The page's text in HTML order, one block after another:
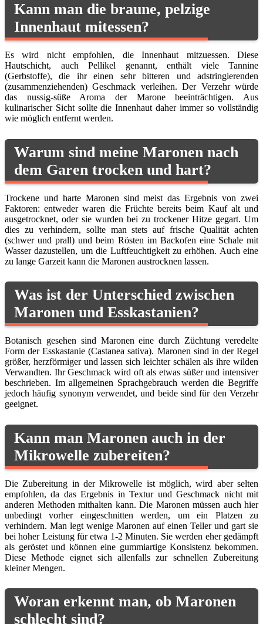
Kann man die braune, pelzige
Innenhaut mitessen?
Es wird nicht empfohlen, die Innenhaut mitzuessen. Diese
Hautschicht, auch Pellikel genannt, enthält viele Tannine
(Gerbstoffe), die ihr einen sehr bitteren und adstringierenden
(zusammenziehenden) Geschmack verleihen. Der Verzehr würde
das nussig-süße Aroma der Marone beeinträchtigen. Aus
kulinarischer Sicht sollte die Innenhaut daher immer so vollständig
wie möglich entfernt werden.
Warum sind meine Maronen nach
dem Garen trocken und hart?
Trockene und harte Maronen sind meist das Ergebnis von zwei
Faktoren: entweder waren die Früchte bereits beim Kauf alt und
ausgetrocknet, oder sie wurden bei zu trockener Hitze gegart. Um
dies zu verhindern, sollte man stets auf frische Qualität achten
(schwer und prall) und beim Rösten im Backofen eine Schale mit
Wasser dazustellen, um die Luftfeuchtigkeit zu erhöhen. Auch eine
zu lange Garzeit kann die Maronen austrocknen lassen.
Was ist der Unterschied zwischen
Maronen und Esskastanien?
Botanisch gesehen sind Maronen eine durch Züchtung veredelte
Form der Esskastanie (Castanea sativa). Maronen sind in der Regel
größer, herzförmiger und lassen sich leichter schälen als ihre wilden
Verwandten. Ihr Geschmack wird oft als etwas süßer und intensiver
beschrieben. Im allgemeinen Sprachgebrauch werden die Begriffe
jedoch häufig synonym verwendet, und beide sind für den Verzehr
geeignet.
Kann man Maronen auch in der
Mikrowelle zubereiten?
Die Zubereitung in der Mikrowelle ist möglich, wird aber selten
empfohlen, da das Ergebnis in Textur und Geschmack nicht mit
anderen Methoden mithalten kann. Die Maronen müssen auch hier
unbedingt vorher eingeschnitten werden, um ein Platzen zu
verhindern. Man legt wenige Maronen auf einen Teller und gart sie
bei hoher Leistung für etwa 1-2 Minuten. Sie werden eher gedämpft
als geröstet und können eine gummiartige Konsistenz bekommen.
Diese Methode eignet sich allenfalls zur schnellen Zubereitung
kleiner Mengen.
Woran erkennt man, ob Maronen
schlecht sind?